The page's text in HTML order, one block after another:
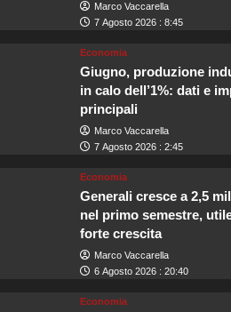
Marco Vaccarella
7 Agosto 2026 : 8:45
Economia
Giugno, produzione
in calo dell’1%: dati e
principali
Marco Vaccarella
7 Agosto 2026 : 2:45
Economia
Generali cresce a 2,5
nel primo semestre,
forte crescita
Marco Vaccarella
6 Agosto 2026 : 20:40
Economia